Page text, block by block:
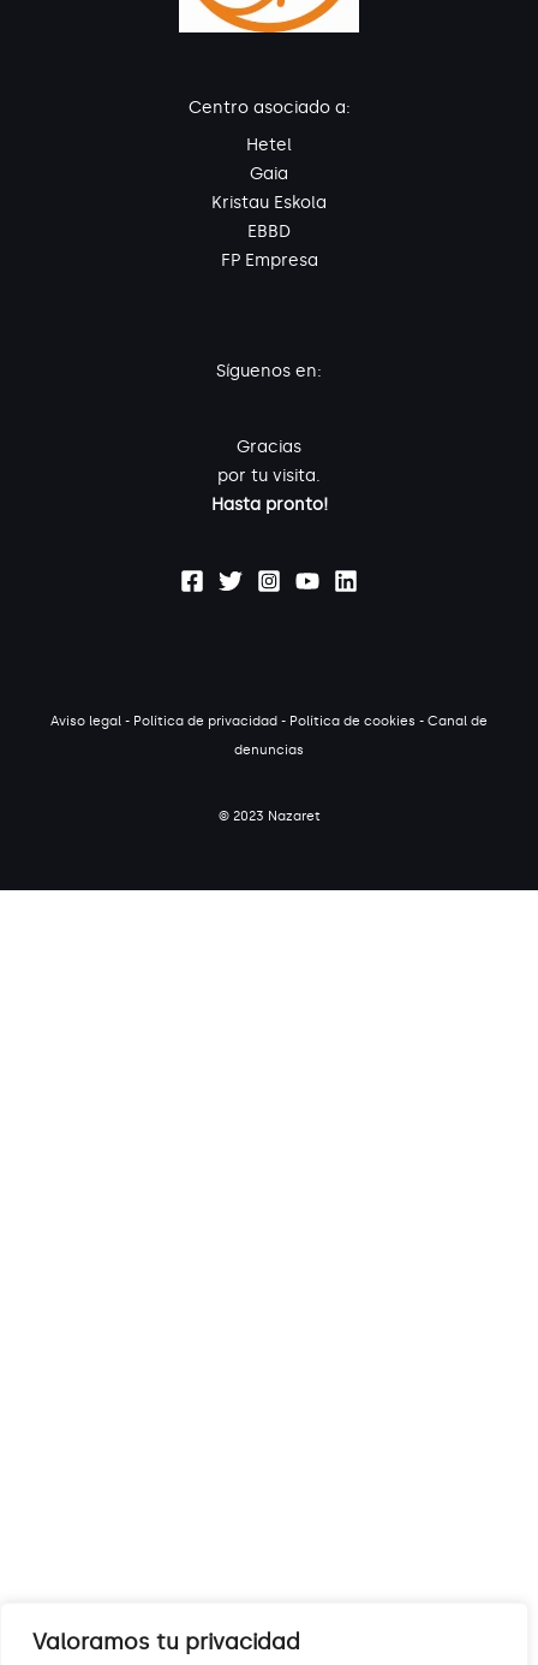
Valoramos tu privacidad
Centro asociado a:
Hetel
Gaia
Kristau Eskola
EBBD
FP Empresa
Síguenos en:
Gracias
por tu visita.
Hasta pronto!
Aviso legal - Política de privacidad - Política de cookies - Canal de
denuncias
© 2023 Nazaret